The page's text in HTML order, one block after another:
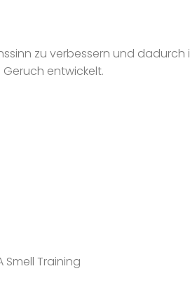
zu verbessern und
entwickelt.
Training